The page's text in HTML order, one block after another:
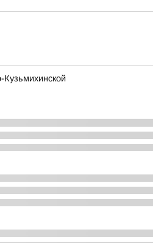
Кузьмихинской